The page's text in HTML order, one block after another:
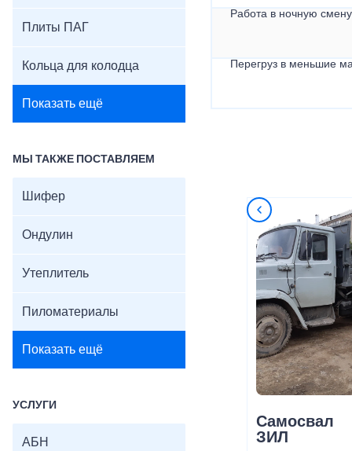
Плиты ПАГ
Кольца для колодца
Показать ещё
МЫ ТАКЖЕ ПОСТАВЛЯЕМ
Шифер
Ондулин
Утеплитель
Пиломатериалы
Показать ещё
УСЛУГИ
АБН
Работа в ночную
Перегруз в меньшие
Самосвал
ЗИЛ